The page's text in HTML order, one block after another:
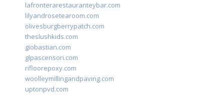
lafronterarestauranteybar.com
lilyandrosetearoom.com
olivesburgberrypatch.com
theslushkids.com
giobastian.com
glpascensori.com
rifloorepoxy.com
woolleymillingandpaving.com
uptonpvd.com